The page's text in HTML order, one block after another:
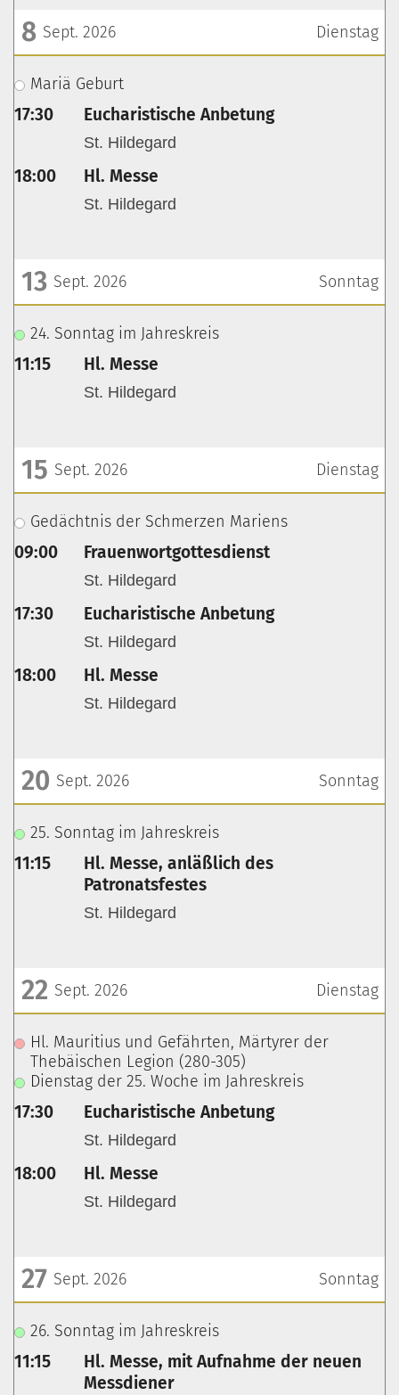
Dienstag
8 Sept. 2026
???msg.page.sr.date??? 8. September 2026
Mariä Geburt
17:30 Eucharistische Anbetung
St. Hildegard
18:00 Hl. Messe
St. Hildegard
Sonntag
13 Sept. 2026
???msg.page.sr.date??? 13. September 2026
24. Sonntag im Jahreskreis
11:15 Hl. Messe
St. Hildegard
Dienstag
15 Sept. 2026
???msg.page.sr.date??? 15. September 2026
Gedächtnis der Schmerzen Mariens
09:00 Frauenwortgottesdienst
St. Hildegard
17:30 Eucharistische Anbetung
St. Hildegard
18:00 Hl. Messe
St. Hildegard
Sonntag
20 Sept. 2026
???msg.page.sr.date??? 20. September 2026
25. Sonntag im Jahreskreis
11:15
Hl. Messe, anläßlich des
Patronatsfestes
St. Hildegard
Dienstag
22 Sept. 2026
???msg.page.sr.date??? 22. September 2026
Hl. Mauritius und Gefährten, Märtyrer der
Thebäischen Legion (280-305)
Dienstag der 25. Woche im Jahreskreis
17:30 Eucharistische Anbetung
St. Hildegard
18:00 Hl. Messe
St. Hildegard
Sonntag
27 Sept. 2026
???msg.page.sr.date??? 27. September 2026
26. Sonntag im Jahreskreis
11:15
Hl. Messe, mit Aufnahme der neuen
Messdiener